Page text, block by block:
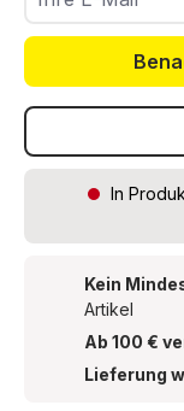
In
Kein
Artikel
Ab 100 €
Lieferung